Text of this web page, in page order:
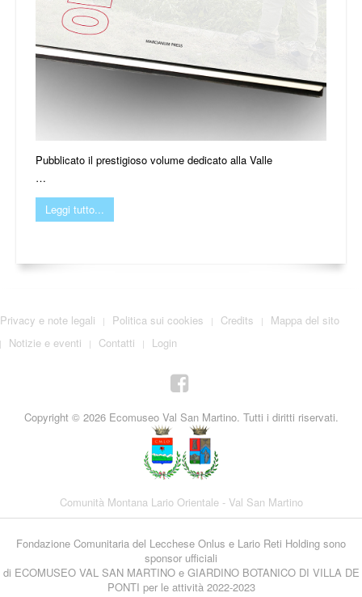
Pubblicato il prestigioso volume dedicato alla Valle
…
Leggi tutto...
Privacy e note legali Politica sui cookies Credits
Mappa del sito
Notizie e eventi
Contatti Login
Copyright © 2026 Ecomuseo Val San Martino. Tutti i diritti riservati.
Comunità Montana Lario Orientale - Val San Martino
Fondazione Comunitaria del Lecchese Onlus e Lario Reti Holding sono
sponsor ufficiali
di ECOMUSEO VAL SAN MARTINO e GIARDINO BOTANICO DI VILLA DE
PONTI per le attività 2022-2023